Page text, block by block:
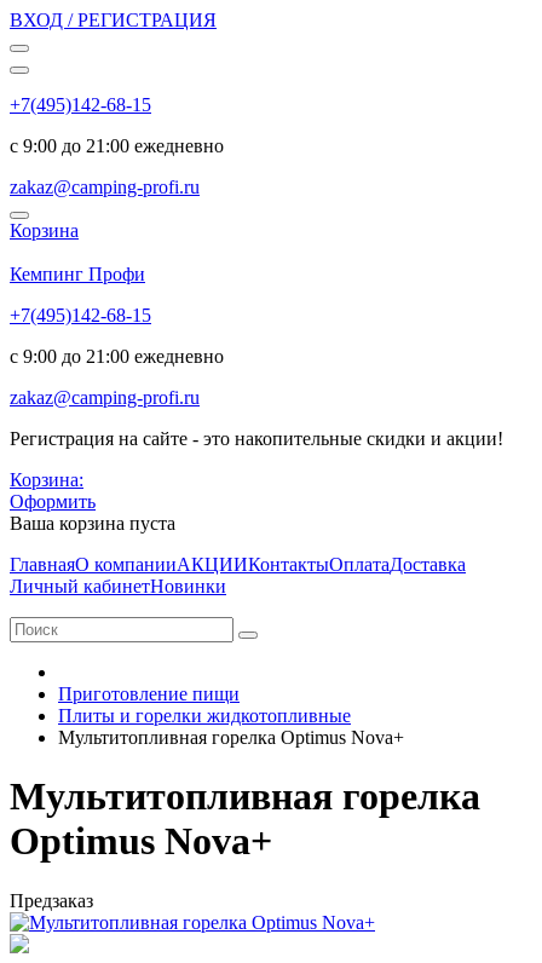
ВХОД / РЕГИСТРАЦИЯ
+7(495)142-68-15
с 9:00 до 21:00 ежедневно
zakaz@camping-profi.ru
Корзина
Кемпинг Профи
+7(495)142-68-15
с 9:00 до 21:00 ежедневно
zakaz@camping-profi.ru
Регистрация на сайте - это накопительные скидки и акции!
Корзина:
Оформить
Ваша корзина пуста
ГлавнаяО компанииАКЦИИКонтактыОплатаДоставка
Личный кабинетНовинки
Приготовление пищи
Плиты и горелки жидкотопливные
Мультитопливная горелка Optimus Nova+
Мультитопливная горелка
Optimus Nova+
Предзаказ